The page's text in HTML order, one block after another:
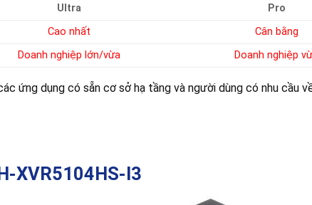
Ultra Pro
Cao nhất Cân bằng
Doanh nghiệp lớn/vừa Doanh nghiệp
ứng dụng có sẵn cơ sở hạ tầng và người dùng có nhu cầu
XVR5104HS-I3